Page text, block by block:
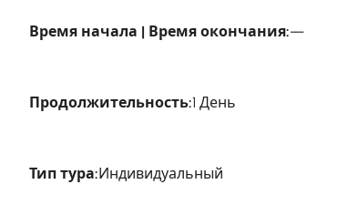
Время начала | Время окончания:—
Продолжительность:1 День
Тип тура:Индивидуальный